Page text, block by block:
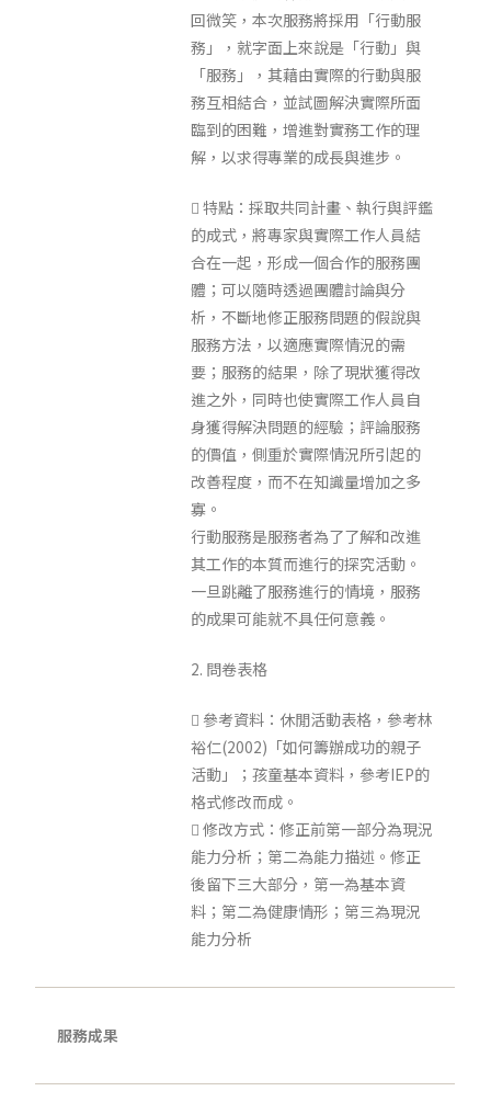
回微笑，本次服務將採用「行動服
務」，就字面上來說是「行動」與
「服務」，其藉由實際的行動與服
務互相結合，並試圖解決實際所面
臨到的困難，增進對實務工作的理
解，以求得專業的成長與進步。
 特點：採取共同計畫、執行與評鑑
的成式，將專家與實際工作人員結
合在一起，形成一個合作的服務團
體；可以隨時透過團體討論與分
析，不斷地修正服務問題的假說與
服務方法，以適應實際情況的需
要；服務的結果，除了現狀獲得改
進之外，同時也使實際工作人員自
身獲得解決問題的經驗；評論服務
的價值，側重於實際情況所引起的
改善程度，而不在知識量增加之多
寡。
行動服務是服務者為了了解和改進
其工作的本質而進行的探究活動。
一旦跳離了服務進行的情境，服務
的成果可能就不具任何意義。
2. 問卷表格
 參考資料：休閒活動表格，參考林
裕仁(2002)「如何籌辦成功的親子
活動」；孩童基本資料，參考IEP的
格式修改而成。
 修改方式：修正前第一部分為現況
能力分析；第二為能力描述。修正
後留下三大部分，第一為基本資
料；第二為健康情形；第三為現況
能力分析
服務成果